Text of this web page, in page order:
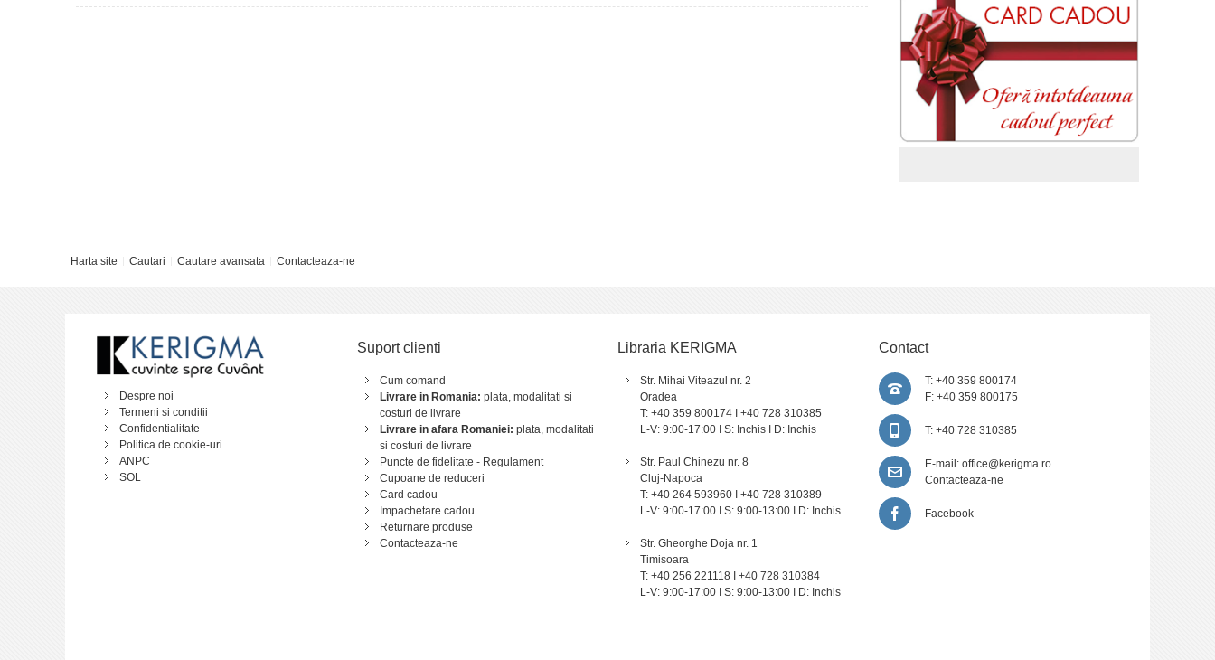
Harta site Cautari Cautare avansata Contacteaza-ne
Despre noi
Termeni si conditii
Confidentialitate
Politica de cookie-uri
ANPC
SOL
Suport clienti
Cum comand
Livrare in Romania: plata, modalitati si
costuri de livrare
Livrare in afara Romaniei: plata, modalitati
si costuri de livrare
Puncte de fidelitate - Regulament
Cupoane de reduceri
Card cadou
Impachetare cadou
Returnare produse
Contacteaza-ne
Libraria KERIGMA
Str. Mihai Viteazul nr. 2
Oradea
T: +40 359 800174 I +40 728 310385
L-V: 9:00-17:00 I S: Inchis I D: Inchis
Str. Paul Chinezu nr. 8
Cluj-Napoca
T: +40 264 593960 I +40 728 310389
L-V: 9:00-17:00 I S: 9:00-13:00 I D: Inchis
Str. Gheorghe Doja nr. 1
Timisoara
T: +40 256 221118 I +40 728 310384
L-V: 9:00-17:00 I S: 9:00-13:00 I D: Inchis
Contact
T: +40 359 800174
F: +40 359 800175
T: +40 728 310385
E-mail: office@kerigma.ro
Contacteaza-ne
Facebook